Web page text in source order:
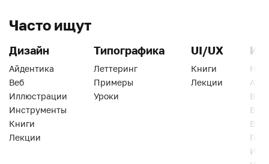
Часто ищут
Дизайн
Айдентика
Веб
Иллюстрации
Инструменты
Книги
Лекции
Типографика
Леттеринг
Примеры
Уроки
UI/UX
Книги
Лекции
Веб